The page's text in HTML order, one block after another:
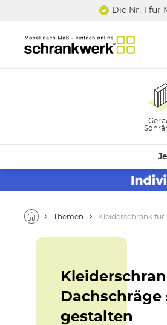
Die Nr. 1 für
Themen Kleiderschrank für
Dach­schräge
gestalten